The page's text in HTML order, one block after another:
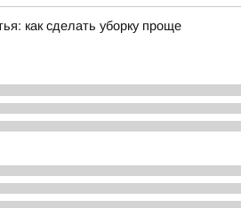
как сделать уборку проще